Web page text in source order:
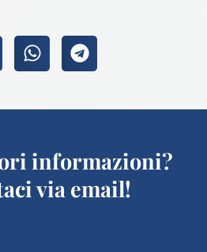
informazioni?
via email!